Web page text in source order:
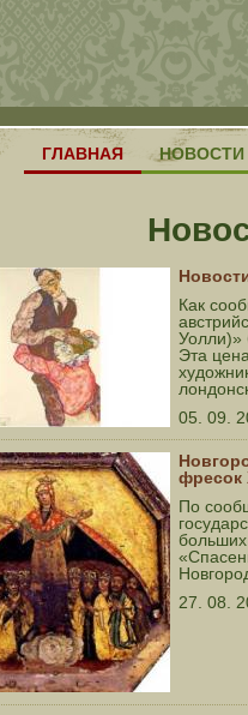
ГЛАВНАЯ НОВОСТИ
Как
Уолли)»
Эта
05. 09.
фресок
По
больших
27. 08.